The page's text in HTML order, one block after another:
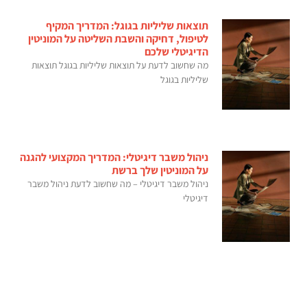
תוצאות שליליות בגוגל: המדריך המקיף
לטיפול, דחיקה והשבת השליטה על המוניטין
הדיגיטלי שלכם
מה שחשוב לדעת על תוצאות שליליות בגוגל תוצאות
שליליות בגוגל
ניהול משבר דיגיטלי: המדריך המקצועי להגנה
על המוניטין שלך ברשת
ניהול משבר דיגיטלי – מה שחשוב לדעת ניהול משבר
דיגיטלי